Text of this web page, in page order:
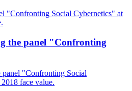
the panel "Confronting